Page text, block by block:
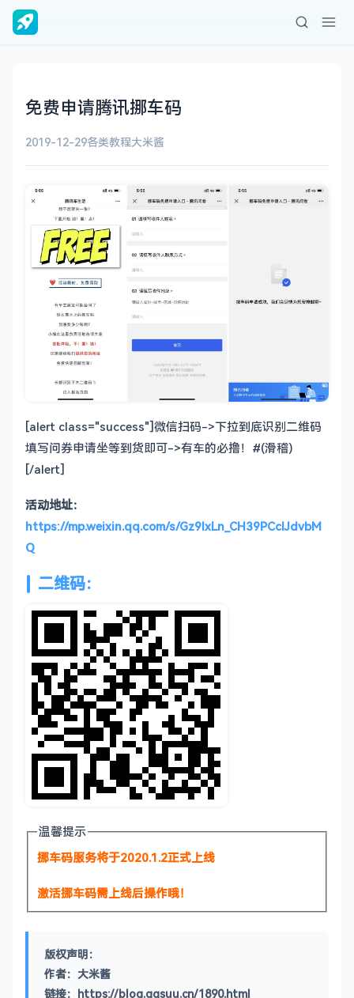
免费申请腾讯挪车码
2019-12-29各类教程大米酱
[alert class="success"]微信扫码->下拉到底识别二维码
填写问券申请坐等到货即可->有车的必撸！#(滑稽)
[/alert]
活动地址：
https://mp.weixin.qq.com/s/Gz9lxLn_CH39PCclJdvbM
Q
二维码：
温馨提示
挪车码服务将于2020.1.2正式上线
激活挪车码需上线后操作哦！
版权声明：
作者：大米酱
链接：https://blog.qqsuu.cn/1890.html